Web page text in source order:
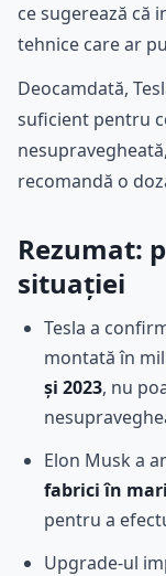
ce sugerează că
tehnice care ar
Deocamdată,
suficient pentru
recomandă o
Rezumat:
situației
Tesla a
montată în
și 2023, nu
Elon Musk a
fabrici în
pentru a
Upgrade-ul